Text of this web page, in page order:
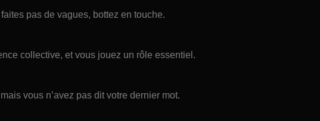
pas de vagues, bottez en touche.
collective, et vous jouez un rôle essentiel.
vous n’avez pas dit votre dernier mot.